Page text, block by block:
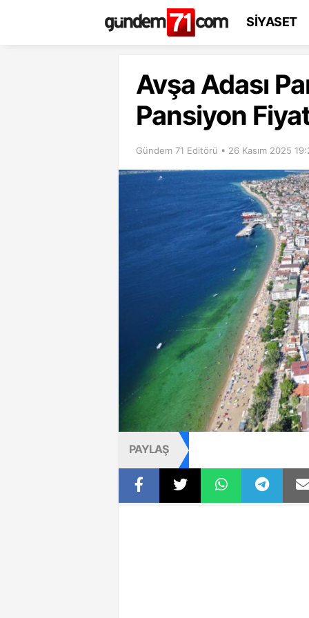
SİYASET
Avşa Adası
Pansiyon
Gündem 71 Editörü • 26 Kasım 2025
PAYLAŞ